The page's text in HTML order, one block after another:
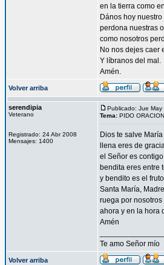
en la tierra como
Dános hoy
perdona nuestras
como nosotros
No nos dejes caer
Y líbranos del mal.
Amén.
Volver arriba
serendipia
Veterano
Registrado: 24 Abr 2008
Mensajes: 1400
Publicado: Jue
Tema: PIDO
Dios te salve María
llena eres de
el Señor es contigo
bendita eres entre
y bendito es el
Santa María,
ruega por
ahora y en la hora
Amén
Te amo Señor mío
Volver arriba